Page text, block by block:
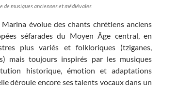
de musiques anciennes et médiévales
évolue des chants chrétiens anciens
séfarades du Moyen Âge central, en
plus variés et folkloriques (tziganes,
mais toujours inspirés par les musiques
historique, émotion et adaptations
déroule encore ses talents vocaux dans un